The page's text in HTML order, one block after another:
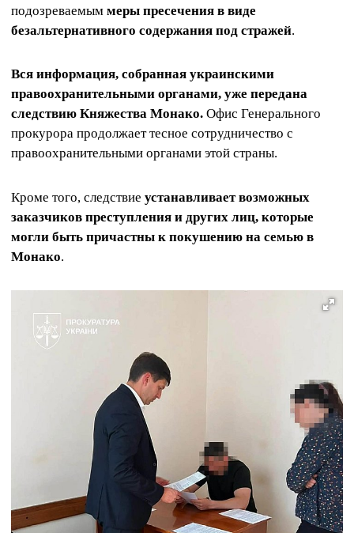
подозреваемым меры пресечения в виде
безальтернативного содержания под стражей.
Вся информация, собранная украинскими
правоохранительными органами, уже передана
следствию Княжества Монако. Офис Генерального
прокурора продолжает тесное сотрудничество с
правоохранительными органами этой страны.
Кроме того, следствие устанавливает возможных
заказчиков преступления и других лиц, которые
могли быть причастны к покушению на семью в
Монако.